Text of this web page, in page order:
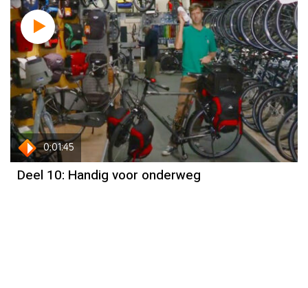
0:01:45
Deel 10: Handig voor onderweg